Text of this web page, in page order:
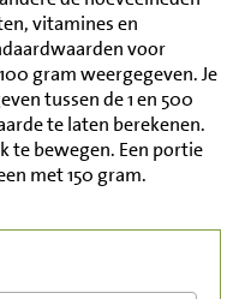
vitamines en
voor
gram weergegeven. Je
tussen de 1 en 500
te laten berekenen.
te bewegen. Een portie
met 150 gram.